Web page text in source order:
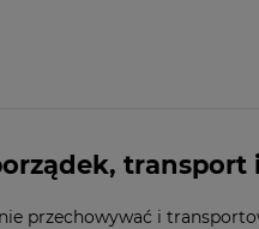
przechowywać i